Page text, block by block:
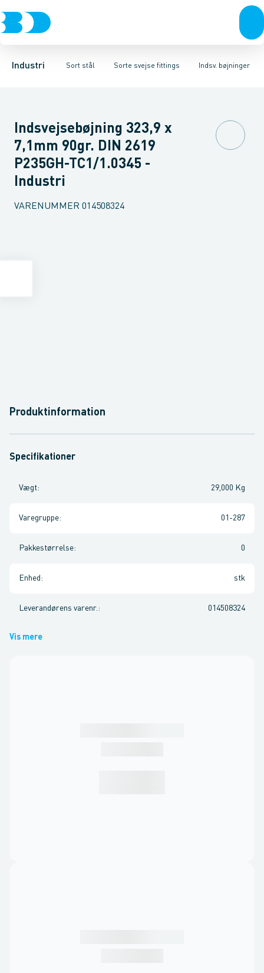
Industri Sort stål
VentilerRustfrit stål Sort stålGalvaniseret stålPlastIndustri
Sorte svejse fittings
Sorte rør Sorte gevindfittingsSorte svejse fittingsSorte
Indsv. bøjninger
Bøjninger T-stykkerExcentriske reduktioner Koncentriske
Indsvejsebøjning 323,9 x
7,1mm 90gr. DIN 2619
P235GH-TC1/1.0345 -
Industri
VARENUMMER 014508324
Produktinformation
Specifikationer
Vægt: 29,000 Kg
Varegruppe: 01-287
Pakkestørrelse: 0
Enhed : stk
Leverandørens varenr. : 014508324
Vis mere